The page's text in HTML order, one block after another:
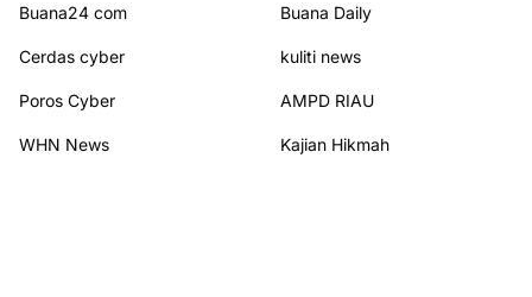
Buana24 com Buana Daily
Cerdas cyber kuliti news
Poros Cyber AMPD RIAU
WHN News Kajian Hikmah